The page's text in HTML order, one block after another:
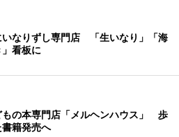
いなりずし専門店 「生いなり」「海
看板に
もの本専門店「メルヘンハウス」 歩
籍発売へ